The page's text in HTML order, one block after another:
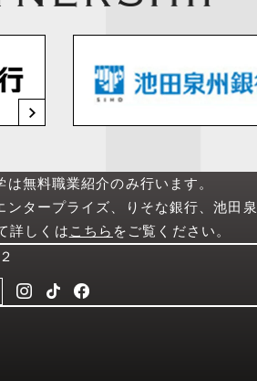
は無料職業紹介のみ行います。
タープライズ、りそな銀行、池田
詳しくは こちら をご覧ください。